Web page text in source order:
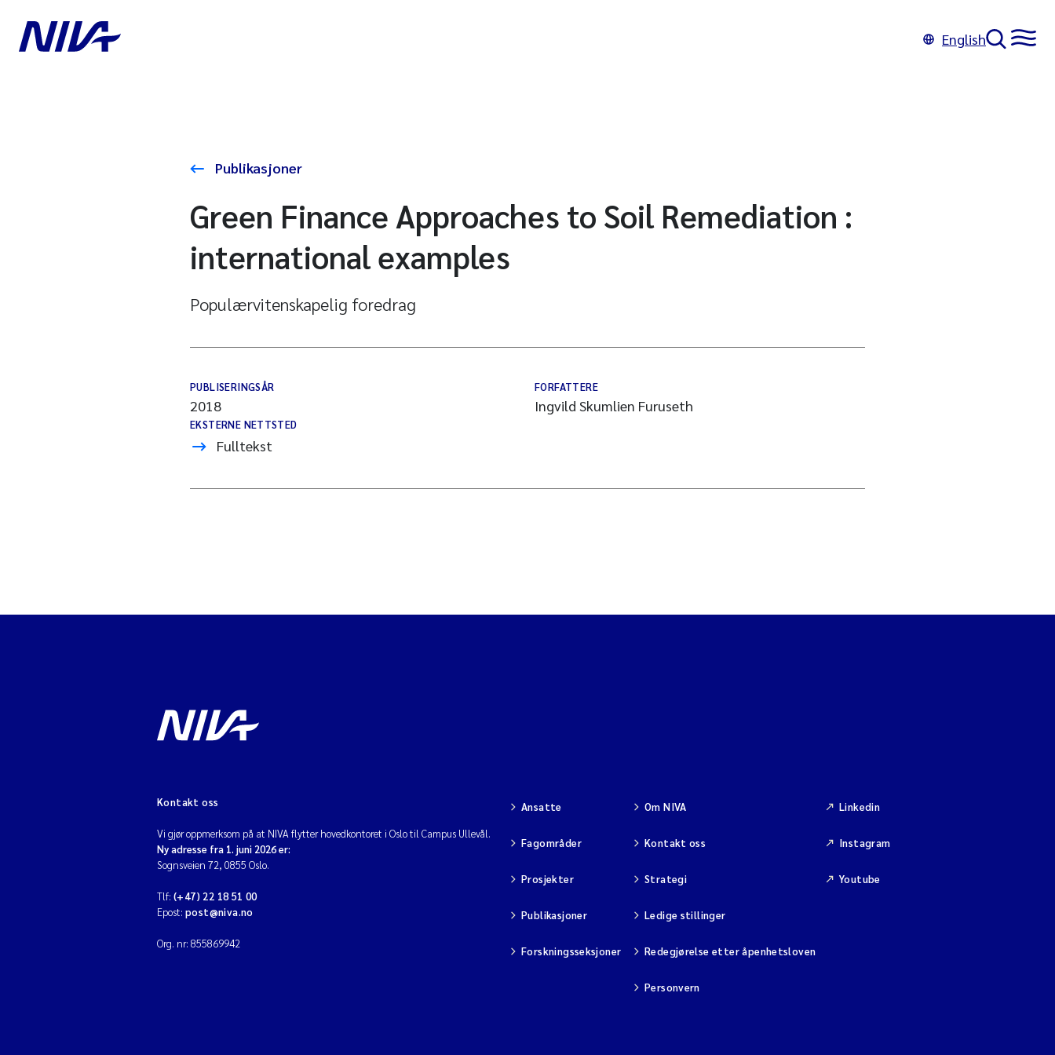
English
Publikasjoner
Green Finance Approaches to Soil Remediation :
international examples
Populærvitenskapelig foredrag
PUBLISERINGSÅR
2018
EKSTERNE NETTSTED
Fulltekst
FORFATTERE
Ingvild Skumlien Furuseth
Kontakt oss
Vi gjør oppmerksom på at NIVA flytter hovedkontoret i Oslo til Campus Ullevål.
Ny adresse fra 1. juni 2026 er:
Sognsveien 72, 0855 Oslo.
Tlf: (+47) 22 18 51 00
Epost: post@niva.no
Org. nr: 855869942
Ansatte
Fagområder
Prosjekter
Publikasjoner
Forskningsseksjoner
Om NIVA
Kontakt oss
Strategi
Ledige stillinger
Redegjørelse etter åpenhetsloven
Personvern
Linkedin
Instagram
Youtube